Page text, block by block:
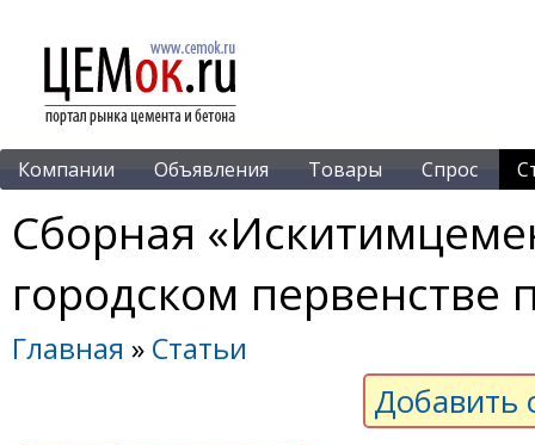
Компании Объявления Товары Спрос
Сборная
городском первенстве
Главная » Статьи
Добавить